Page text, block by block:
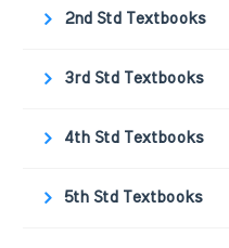
2nd Std Textbooks
3rd Std Textbooks
4th Std Textbooks
5th Std Textbooks